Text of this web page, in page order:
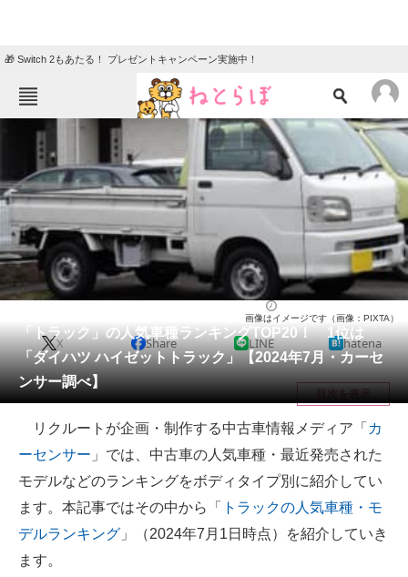
🎁 Switch 2もあたる！ プレゼントキャンペーン実施中！
ねとらぼメニュー
ニュース
エンタメ クイズ
グルメ
住まい 教育・育児
動物 リサーチ
会員記事
メディア
注目記事を集めた総合ページ
ITの今と未来を見通す
スマホと通信の最新トレンド
進化するPCとデバイスの未来
好きが集まる 比べて選べる
「トラック」の人気車種ランキングTOP20！ 1位は
「ダイハツ ハイゼットトラック」【2024年7月・カーセ
ンサー調べ】
画像はイメージです（画像：PIXTA）
X Share LINE hatena
目次を表示
リクルートが企画・制作する中古車情報メディア「 カ
ーセンサー 」では、中古車の人気車種・最近発売された
モデルなどのランキングをボディタイプ別に紹介してい
ます。本記事ではその中から「
トラックの人気車種・モ
デルランキング 」（2024年7月1日時点）を紹介していき
ます。